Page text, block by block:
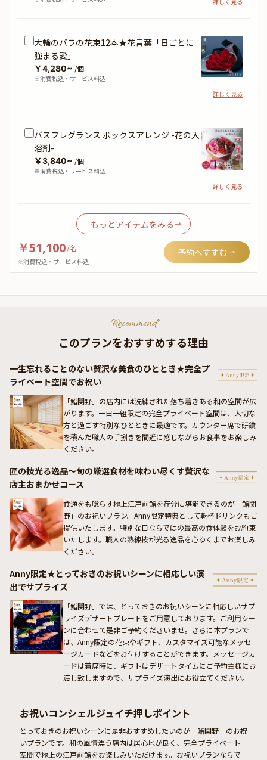
大輪のバラの花束12本★花言葉「日ごとに
強まる愛」
￥4,280~ /個
※消費税込・サービス料込
詳しく見る
バスフレグランス ボックスアレンジ -花の入
浴剤-
￥3,840~ /個
※消費税込・サービス料込
詳しく見る
もっとアイテムをみる
￥51,100/名
※消費税込・サービス料込
予約へすすむ
Recommend
このプランをおすすめする理由
一生忘れることのない贅沢な美食のひととき★完全プ
ライベート空間でお祝い
「鮨関野」の店内には洗練された落ち着きある和の空間が広
がります。一日一組限定の完全プライベート空間は、大切な
方と過ごす特別なひとときに最適です。カウンター席で研鑽
を積んだ職人の手捌きを間近に感じながらお食事をお楽しみ
ください。
匠の技光る逸品〜旬の厳選食材を味わい尽くす贅沢な
店主おまかせコース
食通をも唸らす極上江戸前鮨を存分に堪能できるのが「鮨関
野」のお祝いプラン。Anny限定特典として乾杯ドリンクもご
提供いたします。特別な日ならではの最高の食体験をお約束
いたします。職人の熟練技が光る逸品を心ゆくまでお楽しみ
ください。
Anny限定★とっておきのお祝いシーンに相応しい演
出でサプライズ
「鮨関野」では、とっておきのお祝いシーンに相応しいサプ
ライズデザートプレートをご用意しております。ご利用シー
ンに合わせて是非ご予約くださいませ。さらに本プランで
は、Anny限定の花束やギフト、カスタマイズ可能なメッセ
ージカードなどをお付けすることができます。メッセージカ
ードは着席時に、ギフトはデザートタイムにご予約主様にお
渡し致しますので、サプライズ演出にお役立てください。
お祝いコンシェルジュイチ押しポイント
とっておきのお祝いシーンに是非おすすめしたいのが「鮨関野」のお祝
いプランです。和の風情漂う店内は居心地が良く、完全プライベート
空間で極上の江戸前鮨をお楽しみいただけます。お祝いプランならで